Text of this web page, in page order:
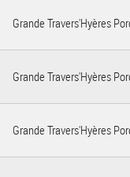
Grande Travers'Hyères
Grande Travers'Hyères
Grande Travers'Hyères